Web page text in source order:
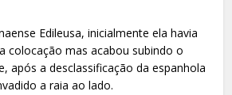
Edileusa, inicialmente ela havia
colocação mas acabou subindo o
após a desclassificação da espanhola
a raia ao lado.